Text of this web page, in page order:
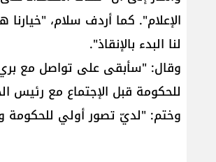
الإعلام". كما أردف سلام،
لنا البدء بالإنقاذ".
وقال: "سأبقى على تواصل مع بري
للحكومة قبل الإجتماع مع رئيس
وختم: "لديّ تصور أولي